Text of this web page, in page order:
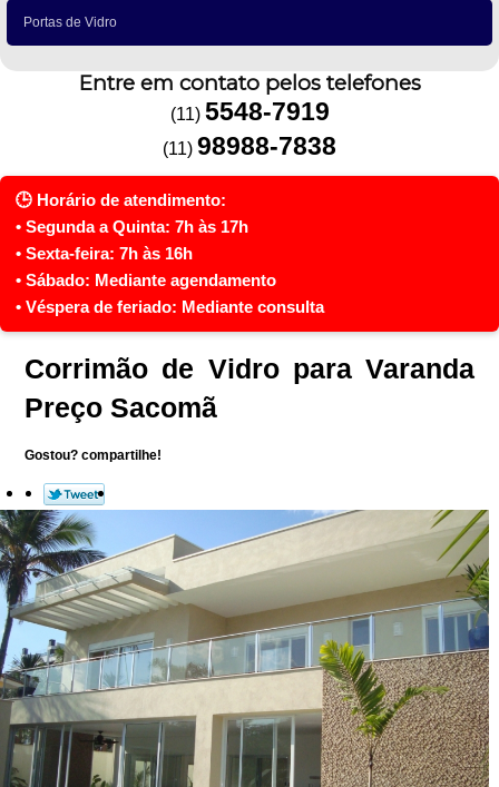
Portas de Vidro
Entre em contato pelos telefones
(11) 5548-7919
(11) 98988-7838
Corrimão de Vidro para Varanda
Preço Sacomã
Gostou? compartilhe!